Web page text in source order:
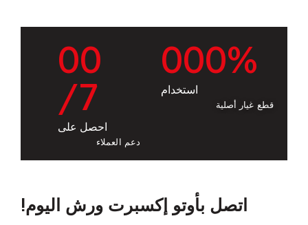
000%
استخدام
قطع غيار أصلية
00
/7
احصل على
دعم العملاء
اتصل بأوتو إكسبرت ورش اليوم!